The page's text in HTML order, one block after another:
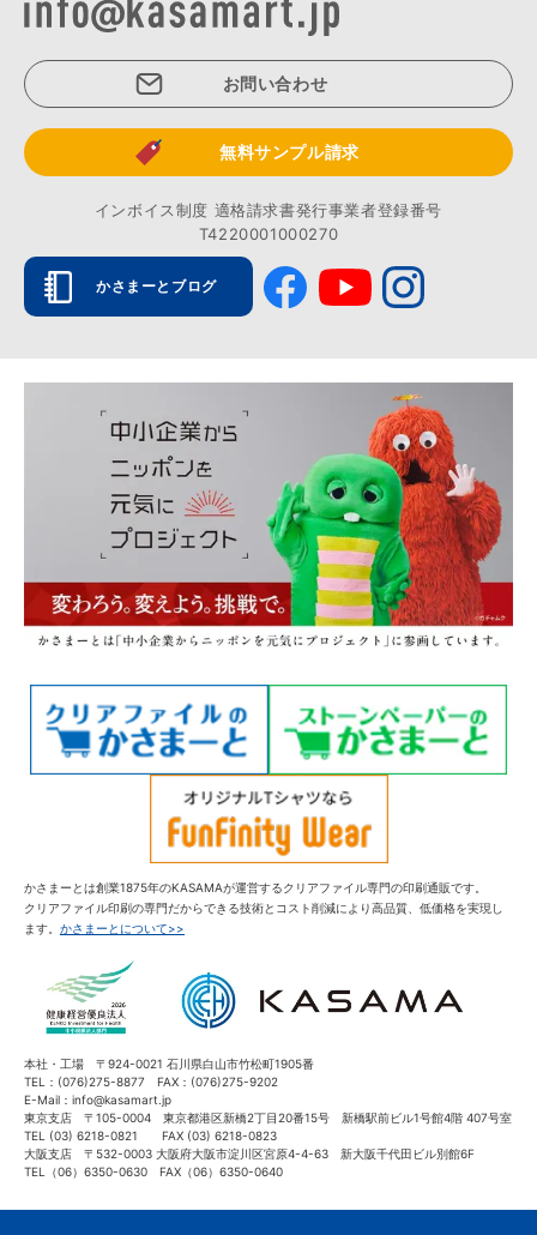
お問い合わせ
無料サンプル請求
インボイス制度 適格請求書発行事業者登録番号
T4220001000270
かさまーとブログ
かさまーとは創業1875年のKASAMAが運営するクリアファイル専門の印刷通販です。
クリアファイル印刷の専門だからできる技術とコスト削減により高品質、低価格を実現し
ます。 かさまーとについて>>
本社・工場 〒924-0021 石川県白山市竹松町1905番
TEL：(076)275-8877 FAX：(076)275-9202
E-Mail：info@kasamart.jp
東京支店 〒105-0004 東京都港区新橋2丁目20番15号 新橋駅前ビル1号館4階 407号室
TEL (03) 6218-0821 FAX (03) 6218-0823
大阪支店 〒532-0003 大阪府大阪市淀川区宮原4-4-63 新大阪千代田ビル別館6F
TEL（06）6350-0630 FAX（06）6350-0640